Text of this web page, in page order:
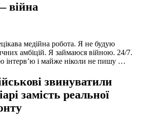
війна
медійна робота. Я не будую
амбіцій. Я займаюся війною. 24/7.
інтерв’ю і майже ніколи не пишу …
звинуватили
замість реальної